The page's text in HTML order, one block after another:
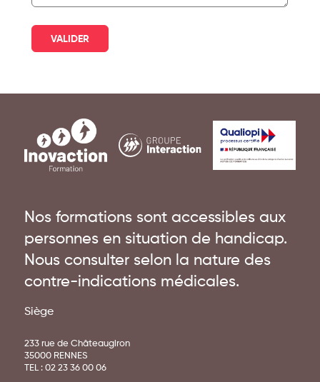
VALIDER
Nos formations sont accessibles aux
personnes en situation de handicap.
Nous consulter selon la nature des
contre-indications médicales.
Siège
233 rue de Châteaugiron
35000 RENNES
TEL : 02 23 36 00 06